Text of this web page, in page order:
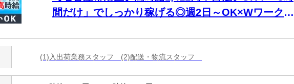
間だけ」でしっかり稼げる◎週2日～OK×Wワーク歓
(1)入出荷業務スタッフ (2)配送・物流スタッフ